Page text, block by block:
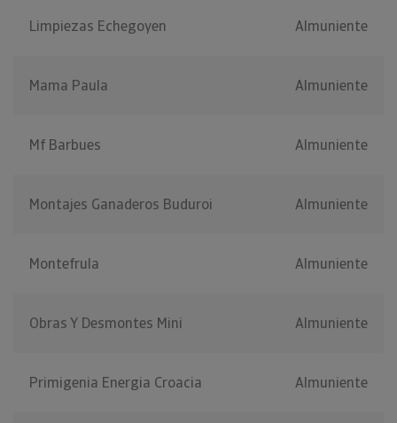
Limpiezas Echegoyen Almuniente
Mama Paula Almuniente
Mf Barbues Almuniente
Montajes Ganaderos Buduroi Almuniente
Montefrula Almuniente
Obras Y Desmontes Mini Almuniente
Primigenia Energia Croacia Almuniente